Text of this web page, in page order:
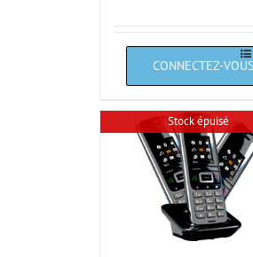
Stock épuisé